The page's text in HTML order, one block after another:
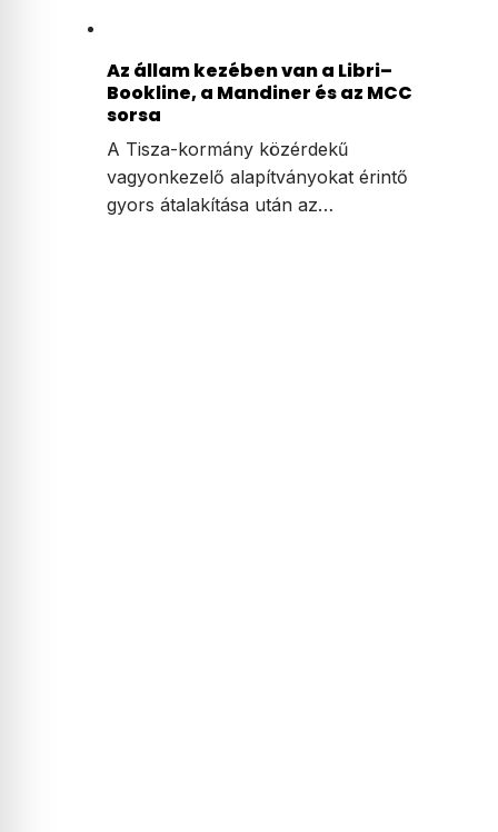
Az állam kezében van a Libri–
Bookline, a Mandiner és az MCC
sorsa
A Tisza-kormány közérdekű
vagyonkezelő alapítványokat érintő
gyors átalakítása után az…